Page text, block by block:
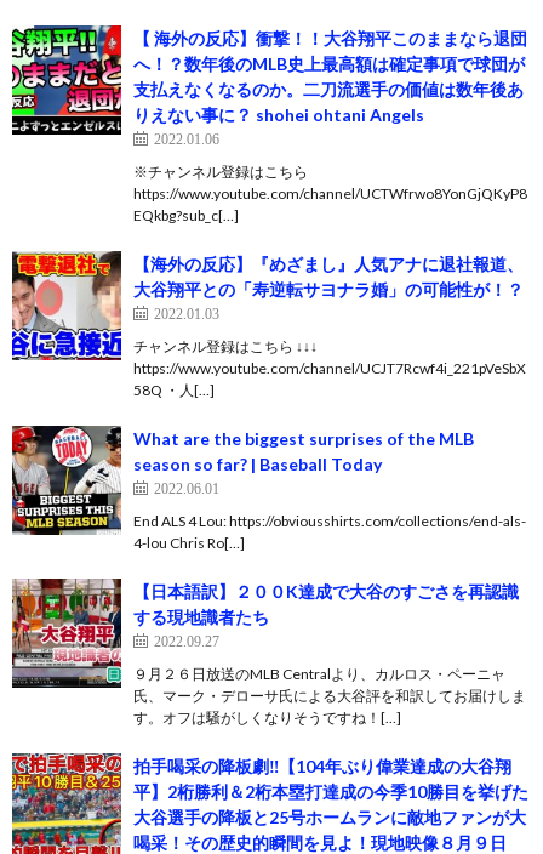
【 海外の反応】衝撃！！大谷翔平このままなら退団
へ！？数年後のMLB史上最高額は確定事項で球団が
支払えなくなるのか。二刀流選手の価値は数年後あ
りえない事に？ shohei ohtani Angels
2022.01.06
※チャンネル登録はこちら
https://www.youtube.com/channel/UCTWfrwo8YonGjQKyP8
EQkbg?sub_c[…]
【海外の反応】『めざまし』人気アナに退社報道、
大谷翔平との「寿逆転サヨナラ婚」の可能性が！？
2022.01.03
チャンネル登録はこちら ↓↓↓
https://www.youtube.com/channel/UCJT7Rcwf4i_221pVeSbX
58Q ・人[…]
What are the biggest surprises of the MLB
season so far? | Baseball Today
2022.06.01
End ALS 4 Lou: https://obviousshirts.com/collections/end-als-
4-lou Chris Ro[…]
【日本語訳】２００K達成で大谷のすごさを再認識
する現地識者たち
2022.09.27
９月２６日放送のMLB Centralより、カルロス・ペーニャ
氏、マーク・デローサ氏による大谷評を和訳してお届けしま
す。オフは騒がしくなりそうですね！[…]
拍手喝采の降板劇‼︎【104年ぶり偉業達成の大谷翔
平】2桁勝利＆2桁本塁打達成の今季10勝目を挙げた
大谷選手の降板と25号ホームランに敵地ファンが大
喝采！その歴史的瞬間を見よ！現地映像８月９日